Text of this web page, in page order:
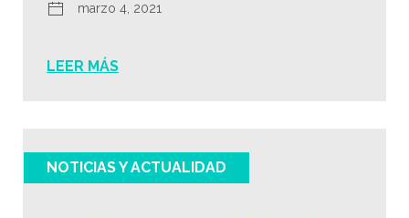
marzo 4, 2021
LEER MÁS
NOTICIAS Y ACTUALIDAD